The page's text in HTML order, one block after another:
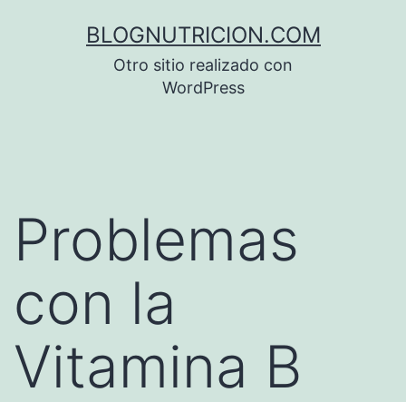
BLOGNUTRICION.COM
Otro sitio realizado con
WordPress
Problemas
con la
Vitamina B